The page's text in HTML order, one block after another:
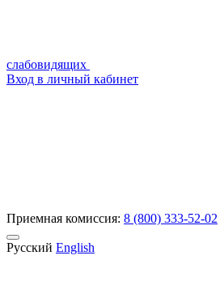
слабовидящих
Вход в личный кабинет
Приемная комиссия: 8 (800) 333-52-02
Русский English